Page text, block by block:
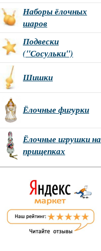
Наборы ёлочных
шаров
Подвески
("Сосульки")
Шишки
Ёлочные фигурки
Ёлочные игрушки на
прищепках